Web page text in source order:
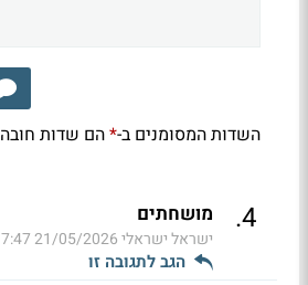
השדות המסומנים ב-*הם שדות חובה
4
. מושחתים
ישראל ישראלי21/05/2026 17:47
הגב לתגובה זו